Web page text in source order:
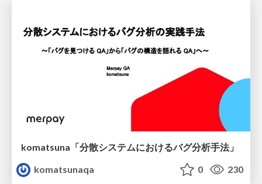
komatsuna「分散システムにおけるバグ分析手法」
komatsunaqa
0 230